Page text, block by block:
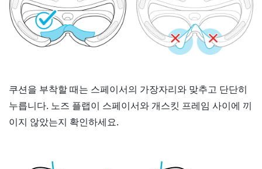
쿠션을 부착할 때는 스페이서의 가장자리와 맞추고 단단히
누릅니다. 노즈 플랩이 스페이서와 개스킷 프레임 사이에 끼
이지 않았는지 확인하세요.